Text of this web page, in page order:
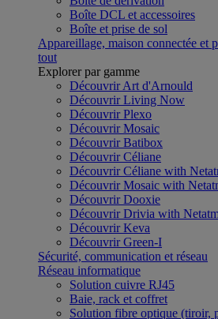
Boîte DCL et accessoires
Boîte et prise de sol
Appareillage, maison connectée et
tout
Explorer par gamme
Découvrir Art d'Arnould
Découvrir Living Now
Découvrir Plexo
Découvrir Mosaic
Découvrir Batibox
Découvrir Céliane
Découvrir Céliane with
Découvrir Mosaic with
Découvrir Dooxie
Découvrir Drivia with
Découvrir Keva
Découvrir Green-I
Sécurité, communication et réseau
Réseau informatique
Solution cuivre RJ45
Baie, rack et coffret
Solution fibre optique (tiroir,